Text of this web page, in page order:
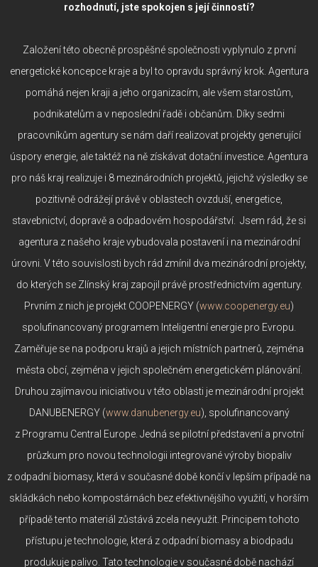
rozhodnutí, jste spokojen s její činností?
Založení této obecně prospěšné společnosti vyplynulo z první
energetické koncepce kraje a byl to opravdu správný krok. Agentura
pomáhá nejen kraji a jeho organizacím, ale všem starostům,
podnikatelům a v neposlední řadě i občanům. Díky sedmi
pracovníkům agentury se nám daří realizovat projekty generující
úspory energie, ale taktéž na ně získávat dotační investice. Agentura
pro náš kraj realizuje i 8 mezinárodních projektů, jejichž výsledky se
pozitivně odrážejí právě v oblastech ovzduší, energetice,
stavebnictví, dopravě a odpadovém hospodářství. Jsem rád, že si
agentura z našeho kraje vybudovala postavení i na mezinárodní
úrovni. V této souvislosti bych rád zmínil dva mezinárodní projekty,
do kterých se Zlínský kraj zapojil právě prostřednictvím agentury.
Prvním z nich je projekt COOPENERGY (www.coopenergy.eu)
spolufinancovaný programem Inteligentní energie pro Evropu.
Zaměřuje se na podporu krajů a jejich místních partnerů, zejména
města obcí, zejména v jejich společném energetickém plánování.
Druhou zajímavou iniciativou v této oblasti je mezinárodní projekt
DANUBENERGY (www.danubenergy.eu), spolufinancovaný
z Programu Central Europe. Jedná se pilotní představení a prvotní
průzkum pro novou technologii integrované výroby biopaliv
z odpadní biomasy, která v současné době končí v lepším případě na
skládkách nebo kompostárnách bez efektivnějšího využití, v horším
případě tento materiál zůstává zcela nevyužit. Principem tohoto
přístupu je technologie, která z odpadní biomasy a biodpadu
produkuje palivo. Tato technologie v současné době nachází